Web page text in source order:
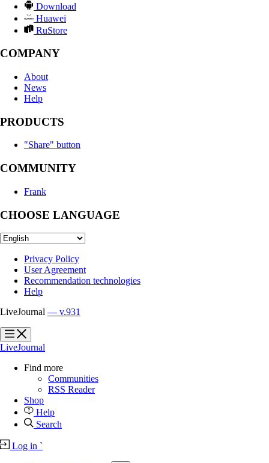
Download
Huawei
RuStore
COMPANY
About
News
Help
PRODUCTS
"Share" button
COMMUNITY
Frank
CHOOSE LANGUAGE
Privacy Policy
User Agreement
Recommendation technologies
Help
LiveJournal — v.931
?
?
LiveJournal
Find more
Communities
RSS Reader
Shop
Help
Search
Log in `